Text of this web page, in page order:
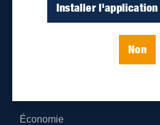
Installer l'application
Non
Économie